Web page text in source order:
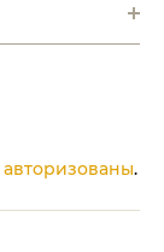
авторизованы.